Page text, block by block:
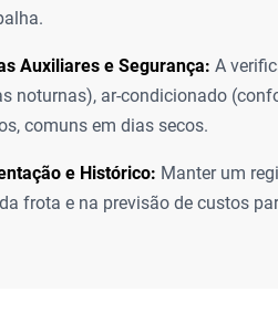
Auxiliares e Segurança: A
noturnas), ar-condicionado
comuns em dias secos.
e Histórico: Manter um
frota e na previsão de custos